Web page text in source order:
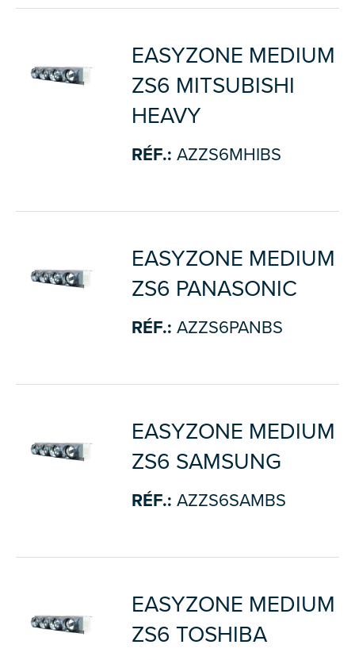
EASYZONE MEDIUM
ZS6 MITSUBISHI
HEAVY
RÉF.: AZZS6MHIBS
EASYZONE MEDIUM
ZS6 PANASONIC
RÉF.: AZZS6PANBS
EASYZONE MEDIUM
ZS6 SAMSUNG
RÉF.: AZZS6SAMBS
EASYZONE MEDIUM
ZS6 TOSHIBA